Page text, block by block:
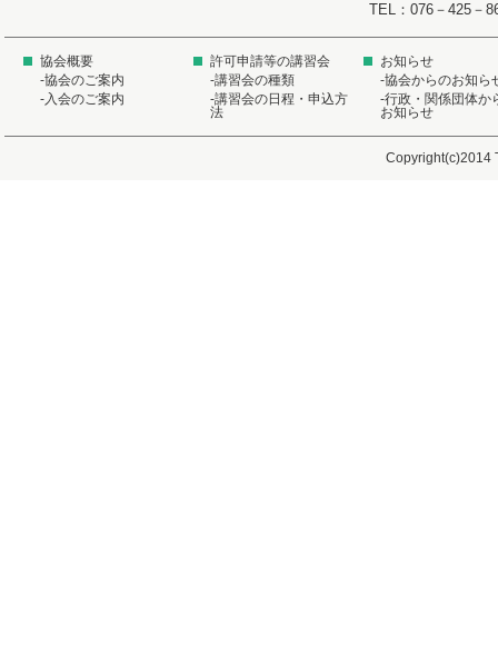
TEL：076－425
協会概要
-協会のご案内
-入会のご案内
許可申請等の講習会
-講習会の種類
-講習会の日程・申込方
法
お知らせ
-協会からのお知ら
-行政・関係団体か
お知らせ
Copyright(c)2014